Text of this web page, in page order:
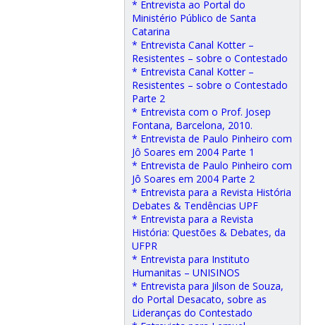
* Entrevista ao Portal do
Ministério Público de Santa
Catarina
* Entrevista Canal Kotter –
Resistentes – sobre o Contestado
* Entrevista Canal Kotter –
Resistentes – sobre o Contestado
Parte 2
* Entrevista com o Prof. Josep
Fontana, Barcelona, 2010.
* Entrevista de Paulo Pinheiro com
Jô Soares em 2004 Parte 1
* Entrevista de Paulo Pinheiro com
Jô Soares em 2004 Parte 2
* Entrevista para a Revista História
Debates & Tendências UPF
* Entrevista para a Revista
História: Questões & Debates, da
UFPR
* Entrevista para Instituto
Humanitas – UNISINOS
* Entrevista para Jilson de Souza,
do Portal Desacato, sobre as
Lideranças do Contestado